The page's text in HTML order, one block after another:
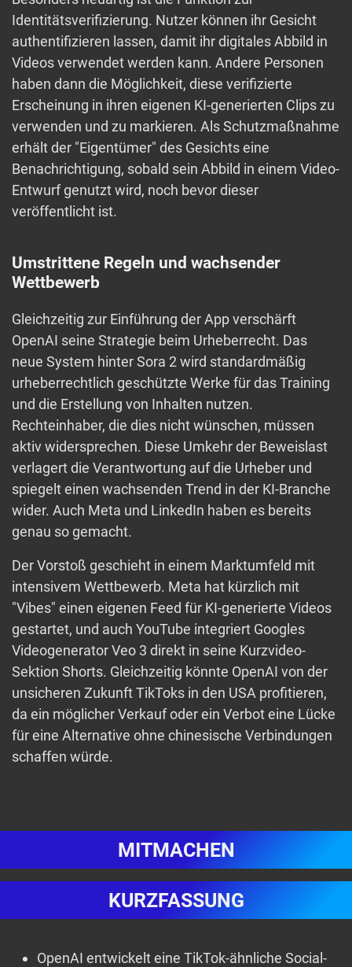
Identitätsverifizierung. Nutzer können ihr Gesicht
authentifizieren lassen, damit ihr digitales Abbild in
Videos verwendet werden kann. Andere Personen
haben dann die Möglichkeit, diese verifizierte
Erscheinung in ihren eigenen KI-generierten Clips zu
verwenden und zu markieren. Als Schutzmaßnahme
erhält der "Eigentümer" des Gesichts eine
Benachrichtigung, sobald sein Abbild in einem Video-
Entwurf genutzt wird, noch bevor dieser
veröffentlicht ist.
Umstrittene Regeln und wachsender
Wettbewerb
Gleichzeitig zur Einführung der App verschärft
OpenAI seine Strategie beim Urheberrecht. Das
neue System hinter Sora 2 wird standardmäßig
urheberrechtlich geschützte Werke für das Training
und die Erstellung von Inhalten nutzen.
Rechteinhaber, die dies nicht wünschen, müssen
aktiv widersprechen. Diese Umkehr der Beweislast
verlagert die Verantwortung auf die Urheber und
spiegelt einen wachsenden Trend in der KI-Branche
wider. Auch Meta und LinkedIn haben es bereits
genau so gemacht.
Der Vorstoß geschieht in einem Marktumfeld mit
intensivem Wettbewerb. Meta hat kürzlich mit
"Vibes" einen eigenen Feed für KI-generierte Videos
gestartet, und auch YouTube integriert Googles
Videogenerator Veo 3 direkt in seine Kurzvideo-
Sektion Shorts. Gleichzeitig könnte OpenAI von der
unsicheren Zukunft TikToks in den USA profitieren,
da ein möglicher Verkauf oder ein Verbot eine Lücke
für eine Alternative ohne chinesische Verbindungen
schaffen würde.
MITMACHEN
KURZFASSUNG
OpenAI entwickelt eine TikTok-ähnliche Social-